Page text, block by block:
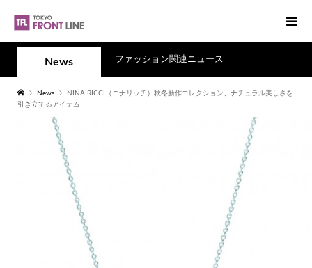
News ファッション関連ニュース
News
NINA RICCI（ニナリッチ）秋冬新作コレクション、ナチュラル美しさを
引き立てるアイテム